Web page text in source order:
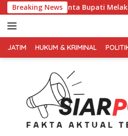
Langsung
ke
konten
Breaking News
Bupati Melakukan Evaluasi Secara
TERPERCAYA
JATIM HUKUM & KRIMINAL